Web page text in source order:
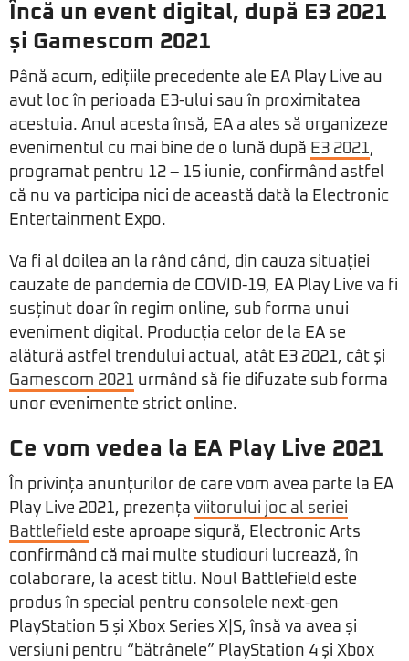
Încă un event digital, după E3 2021
și Gamescom 2021
Până acum, edițiile precedente ale EA Play Live au
avut loc în perioada E3-ului sau în proximitatea
acestuia. Anul acesta însă, EA a ales să organizeze
evenimentul cu mai bine de o lună după E3 2021,
programat pentru 12 – 15 iunie, confirmând astfel
că nu va participa nici de această dată la Electronic
Entertainment Expo.
Va fi al doilea an la rând când, din cauza situației
cauzate de pandemia de COVID-19, EA Play Live va fi
susținut doar în regim online, sub forma unui
eveniment digital. Producția celor de la EA se
alătură astfel trendului actual, atât E3 2021, cât și
Gamescom 2021 urmând să fie difuzate sub forma
unor evenimente strict online.
Ce vom vedea la EA Play Live 2021
În privința anunțurilor de care vom avea parte la EA
Play Live 2021, prezența viitorului joc al seriei
Battlefield este aproape sigură, Electronic Arts
confirmând că mai multe studiouri lucrează, în
colaborare, la acest titlu. Noul Battlefield este
produs în special pentru consolele next-gen
PlayStation 5 și Xbox Series X|S, însă va avea și
versiuni pentru “bătrânele” PlayStation 4 și Xbox